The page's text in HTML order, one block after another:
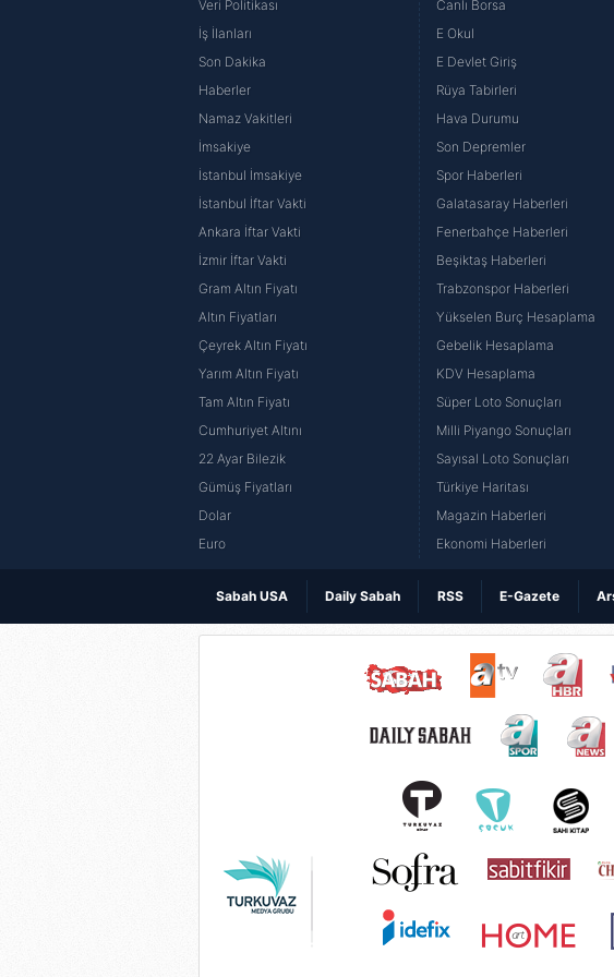
Veri Politikası
İş İlanları
Son Dakika
Haberler
Namaz Vakitleri
İmsakiye
İstanbul İmsakiye
İstanbul İftar Vakti
Ankara İftar Vakti
İzmir İftar Vakti
Gram Altın Fiyatı
Altın Fiyatları
Çeyrek Altın Fiyatı
Yarım Altın Fiyatı
Tam Altın Fiyatı
Cumhuriyet Altını
22 Ayar Bilezik
Gümüş Fiyatları
Dolar
Euro
Canlı Borsa
E Okul
E Devlet Giriş
Rüya Tabirleri
Hava Durumu
Son Depremler
Spor Haberleri
Galatasaray Haberleri
Fenerbahçe Haberleri
Beşiktaş Haberleri
Trabzonspor Haberleri
Yükselen Burç Hesaplama
Gebelik Hesaplama
KDV Hesaplama
Süper Loto Sonuçları
Milli Piyango Sonuçları
Sayısal Loto Sonuçları
Türkiye Haritası
Magazin Haberleri
Ekonomi Haberleri
Sabah USA Daily Sabah RSS E-Gazete